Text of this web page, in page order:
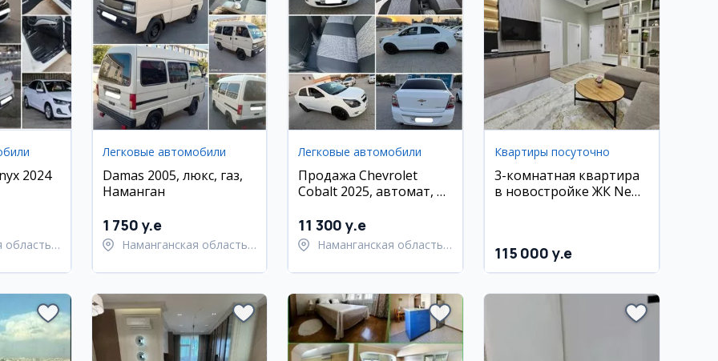
2024
область,
Легковые автомобили
Damas 2005, люкс, газ,
Наманган
1 750 y.e
Наманганская область,
Легковые автомобили
Продажа Chevrolet
Cobalt 2025, автомат, 37
11 300 y.e
Наманганская область,
Квартиры посуточно
3-комнатная квартира
в новостройке ЖК New
115 000 y.e